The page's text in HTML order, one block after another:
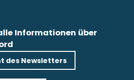
Informationen über
des Newsletters